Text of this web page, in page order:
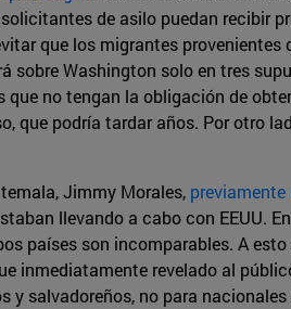
de asilo puedan recibir
que los migrantes
sobre Washington solo en tres
que no tengan la obligación de
que podría tardar años. Por otro
Jimmy Morales,
llevando a cabo con EEUU.
países son incomparables. A
inmediatamente revelado al
y salvadoreños, no para